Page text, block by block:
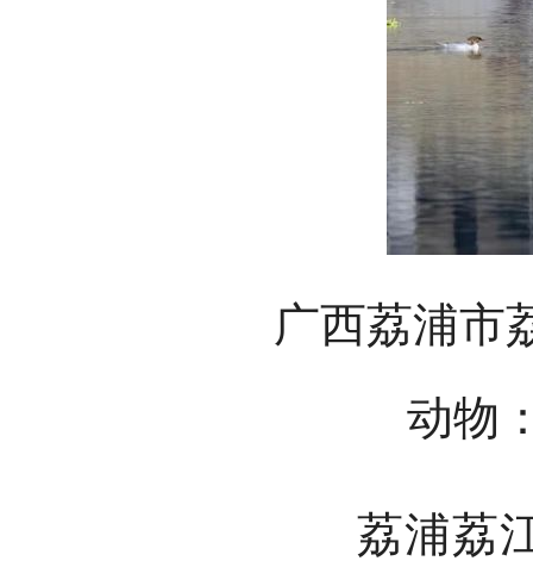
广西荔浦市
动物
荔浦荔江